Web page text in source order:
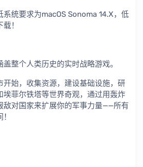
统要求为macOS Sonoma 14.X，低
！
盖整个人类历史的实时战略游戏。
开始，收集资源，建设基础设施，研
埃菲尔铁塔等世界奇观，通过用轰炸
敌对国家来扩展你的军事力量——所有